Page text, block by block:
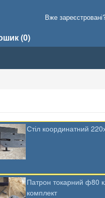
(0)
Вже
Стіл координатний
Патрон токарний ф80
комплект